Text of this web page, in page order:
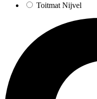
Toitmat Nijvel